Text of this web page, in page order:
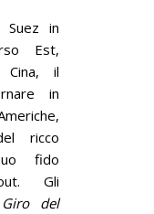
in
Est,
il
in
ricco
fido
Gli
Giro del